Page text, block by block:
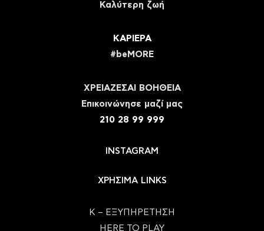
Καλύτερη ζωή
ΚΑΡΙΕΡΑ
#beMORE
ΧΡΕΙΑΖΕΣΑΙ ΒΟΗΘΕΙΑ
Eπικοινώνησε μαζί μας
210 28 99 999
INSTAGRAM
ΧΡΗΣΙΜΑ LINKS
Κ – ΕΞΥΠΗΡΕΤΗΣΗ
HERE TO PLAY